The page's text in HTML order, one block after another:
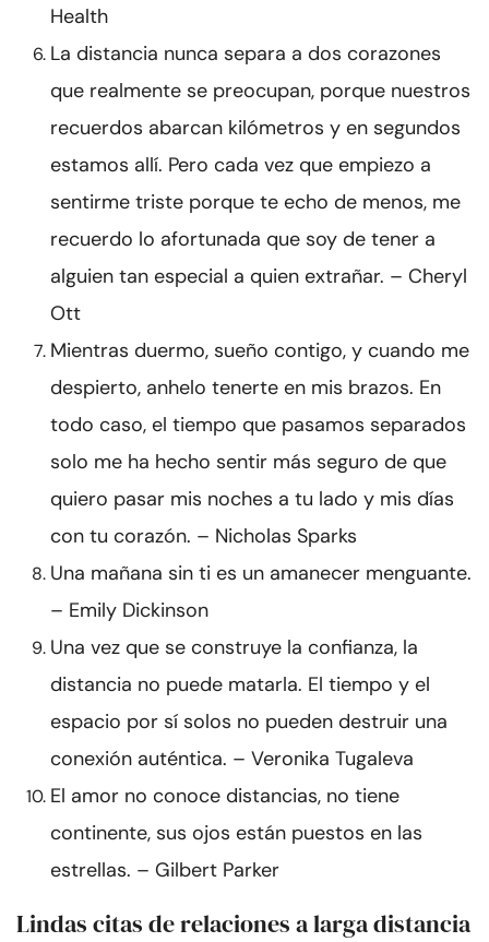
Health
La distancia nunca separa a dos corazones
que realmente se preocupan, porque nuestros
recuerdos abarcan kilómetros y en segundos
estamos allí. Pero cada vez que empiezo a
sentirme triste porque te echo de menos, me
recuerdo lo afortunada que soy de tener a
alguien tan especial a quien extrañar. – Cheryl
Ott
Mientras duermo, sueño contigo, y cuando me
despierto, anhelo tenerte en mis brazos. En
todo caso, el tiempo que pasamos separados
solo me ha hecho sentir más seguro de que
quiero pasar mis noches a tu lado y mis días
con tu corazón. – Nicholas Sparks
Una mañana sin ti es un amanecer menguante.
– Emily Dickinson
Una vez que se construye la confianza, la
distancia no puede matarla. El tiempo y el
espacio por sí solos no pueden destruir una
conexión auténtica. – Veronika Tugaleva
El amor no conoce distancias, no tiene
continente, sus ojos están puestos en las
estrellas. – Gilbert Parker
Lindas citas de relaciones a larga distancia